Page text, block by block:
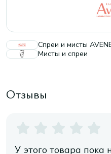
Спреи и мисты
Мисты и спреи
Отзывы
У этого товара пока